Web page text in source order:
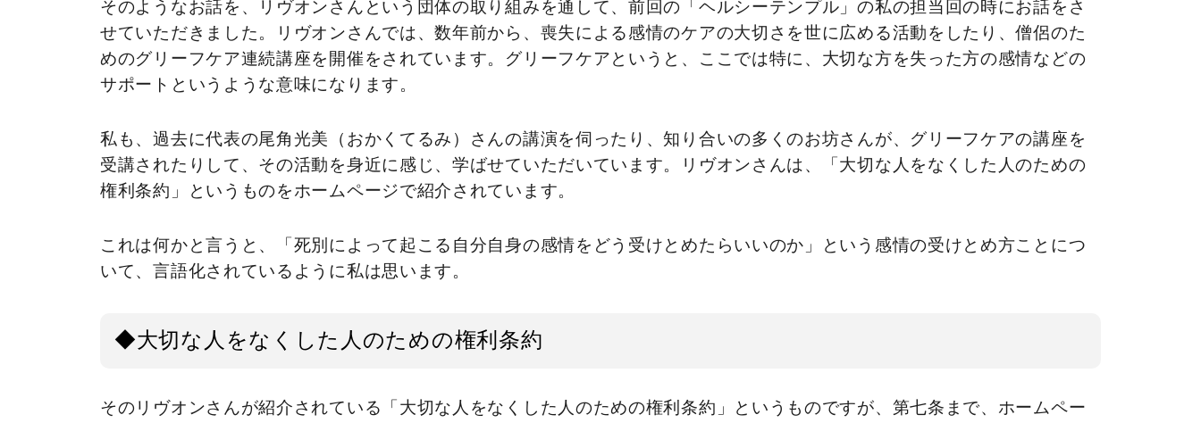
そのようなお話を、リヴオンさんという団体の取り組みを通して、前回の「ヘルシーテンプル」の私の担当回の時にお話をさ
せていただきました。リヴオンさんでは、数年前から、喪失による感情のケアの大切さを世に広める活動をしたり、僧侶のた
めのグリーフケア連続講座を開催をされています。グリーフケアというと、ここでは特に、大切な方を失った方の感情などの
サポートというような意味になります。
私も、過去に代表の尾角光美（おかくてるみ）さんの講演を伺ったり、知り合いの多くのお坊さんが、グリーフケアの講座を
受講されたりして、その活動を身近に感じ、学ばせていただいています。リヴオンさんは、「大切な人をなくした人のための
権利条約」というものをホームページで紹介されています。
これは何かと言うと、「死別によって起こる自分自身の感情をどう受けとめたらいいのか」という感情の受けとめ方ことにつ
いて、言語化されているように私は思います。
◆大切な人をなくした人のための権利条約
そのリヴオンさんが紹介されている「大切な人をなくした人のための権利条約」というものですが、第七条まで、ホームペー